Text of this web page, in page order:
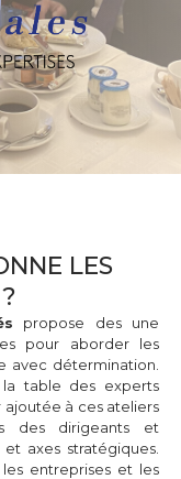
LES
propose des une
pour aborder les
avec détermination.
table des experts
à ces ateliers
des dirigeants et
axes stratégiques.
entreprises et les